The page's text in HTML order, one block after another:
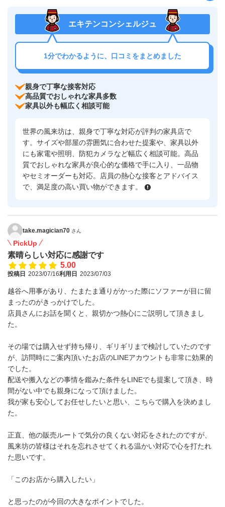
エキテンコンシェルジュ
1分でわかるように、口コミをまとめました
親身で丁寧な接客対応
高品質でおしゃれな家具多数
家具以外も幅広く相談可能
世界の風来坊は、親身で丁寧な対応が評判の家具店で
す。サイズや部屋の雰囲気に合わせた提案や、家具以外
にも家電や照明、防犯カメラなど幅広く相談可能。高品
質でおしゃれな家具が良心的な価格で手に入り、一品物
やセミオーダーも対応。店員の熱心な接客とアドバイス
で、満足度の高い買い物ができます。
take.magician70 さん
PickUp
素晴らしい対応に感謝です
5.00
投稿日 2023/07/16利用日 2023/07/03
越谷へ用事があり、たまたま通りがかった際にソファーが目に留
まったのがきっかけでした。
店員さんにお話を聞くと、親切かつ熱心にご説明して頂きまし
た。
その場では購入せず持ち帰り、ギリギリまで検討していたのです
が、訪問時にご案内頂いたお店のLINEアカウントも非常に効果的
でした。
配送や搬入などの事情を鑑みた条件をLINEでも提案して頂き、時
間がない中でも親身になって頂けました。
我が家も安心してお任せしたいと思い、こちらで購入を決めまし
た。
正直、他の販売ルートで気分の良くない対応をされたのですが、
風来坊の皆様はそれを忘れさせてくれる温かい対応で心を打たれ
た思いです。
「このお店から購入したい」
と思ったのが今回の大きなポイントでした。